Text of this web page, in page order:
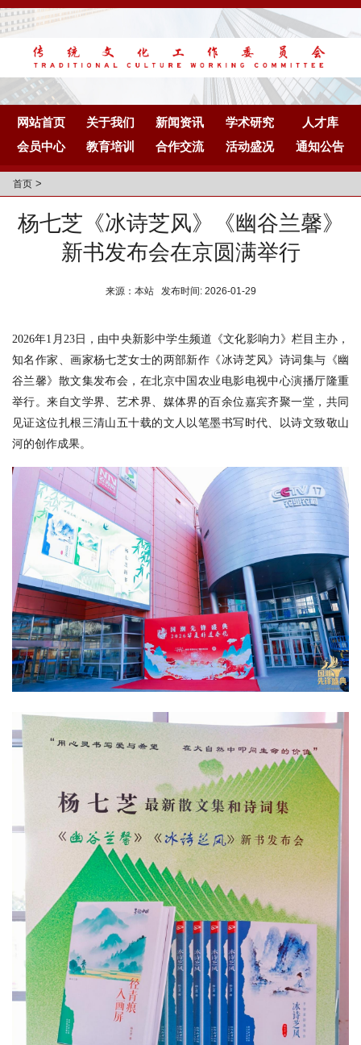
网站首页 关于我们 新闻资讯 学术研究
人才库
会员中心
教育培训 合作交流 活动盛况 通知公告
首页 >
杨七芝《冰诗芝风》《幽谷兰馨》
新书发布会在京圆满举行
来源：本站 发布时间: 2026-01-29
2026年1月23日，由中央新影中学生频道《文化影响力》栏目主办，
知名作家、画家杨七芝女士的两部新作《冰诗芝风》诗词集与《幽
谷兰馨》散文集发布会，在北京中国农业电影电视中心演播厅隆重
举行。来自文学界、艺术界、媒体界的百余位嘉宾齐聚一堂，共同
见证这位扎根三清山五十载的文人以笔墨书写时代、以诗文致敬山
河的创作成果。